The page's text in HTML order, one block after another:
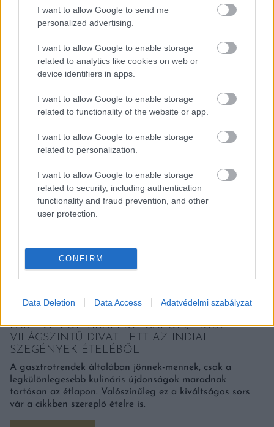
I want to allow Google to send me
personalized advertising.
I want to allow Google to enable storage
related to analytics like cookies on web or
device identifiers in apps.
I want to allow Google to enable storage
related to functionality of the website or app.
I want to allow Google to enable storage
related to personalization.
I want to allow Google to enable storage
related to security, including authentication
functionality and fraud prevention, and other
user protection.
CONFIRM
Data Deletion Data Access Adatvédelmi szabályzat
ISTVÁN
SÖRGASZTRONÓMUSSAL
A hazai sörkultúra hatalmas változáson ment keresztül az
utóbbi években, eddig még sosem volt talán olyan
izgalmas a hazai sörkínálat, mint manapság. De miként
söröket? Többek között erről is beszélgettünk Vásárhelyi
István sörgasztronómussal.
BŐVEBBEN
Falatok
PÁR ÉVE POLITIKAI MOZGALOM, MOST
VILÁGSZINTŰ DIVAT LETT AZ INDIAI
SZEGÉNYEK ÉTELÉBŐL
A gasztrotrendek általában jönnek-mennek, csak a
legkülönlegesebb kulináris újdonságok maradnak
tartósan az étlapon. Valószínűleg ez a kiváltságos sors
vár a cikkben szereplő ételre is.